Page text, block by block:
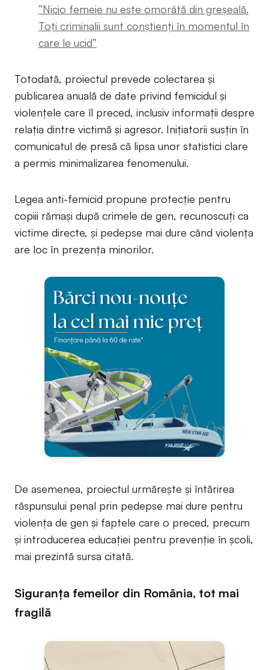
”Nicio femeie nu este omorâtă din greșeală.
Toți criminalii sunt conștienți în momentul în
care le ucid”
Totodată, proiectul prevede colectarea și
publicarea anuală de date privind femicidul și
violențele care îl preced, inclusiv informații despre
relația dintre victimă și agresor. Inițiatorii susțin în
comunicatul de presă că lipsa unor statistici clare
a permis minimalizarea fenomenului.
Legea anti-femicid propune protecție pentru
copiii rămași după crimele de gen, recunoscuți ca
victime directe, și pedepse mai dure când violența
are loc în prezența minorilor.
De asemenea, proiectul urmărește și întărirea
răspunsului penal prin pedepse mai dure pentru
violența de gen și faptele care o preced, precum
și introducerea educației pentru prevenție în școli,
mai prezintă sursa citată.
Siguranța femeilor din România, tot mai
fragilă